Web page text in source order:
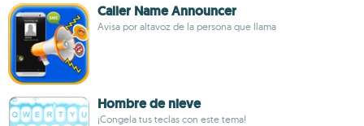
Caller Name Announcer
Avisa por altavoz de la persona que llama
Hombre de nieve
¡Congela tus teclas con este tema!